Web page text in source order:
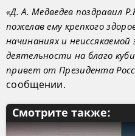
«Д. А. Медведев поздравил
пожелав ему крепкого
начинаниях и
деятельности на благо
привет от Президента
сообщении.
Смотрите также: